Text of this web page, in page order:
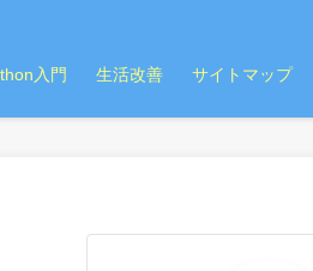
入門 生活改善 サイトマップ